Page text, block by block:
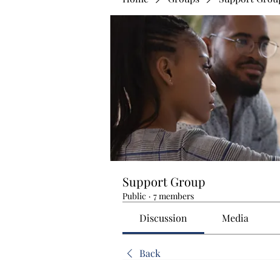
Support Group
Public · 7 members
Discussion Media
Back